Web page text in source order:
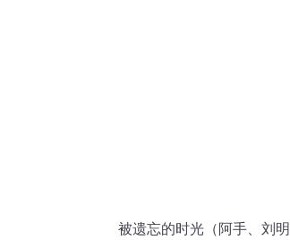
被遗忘的时光（阿手、刘明